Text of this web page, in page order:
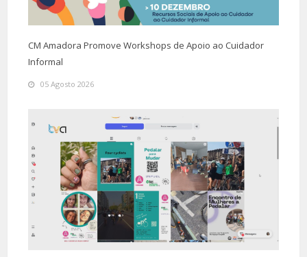
CM Amadora Promove Workshops de Apoio ao Cuidador
Informal
05 Agosto 2026